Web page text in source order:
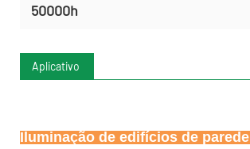
50000h
Aplicativo
Iluminação de edifícios de parede